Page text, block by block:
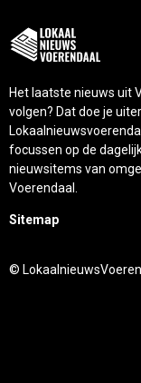
Het laatste nieuws uit
volgen? Dat doe je
focussen op de
nieuwsitems van
Voerendaal.
Sitemap
©